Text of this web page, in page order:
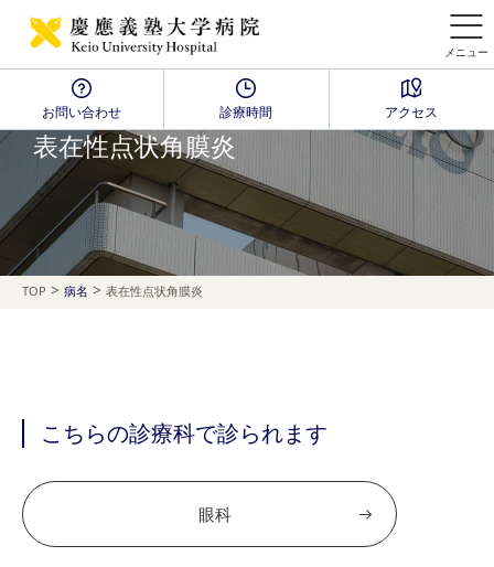
メニュー
お問い合わせ 診療時間 アクセス
Disease Name Search
表在性点状角膜炎
TOP > 病名 > 表在性点状角膜炎
こちらの診療科で診られます
眼科